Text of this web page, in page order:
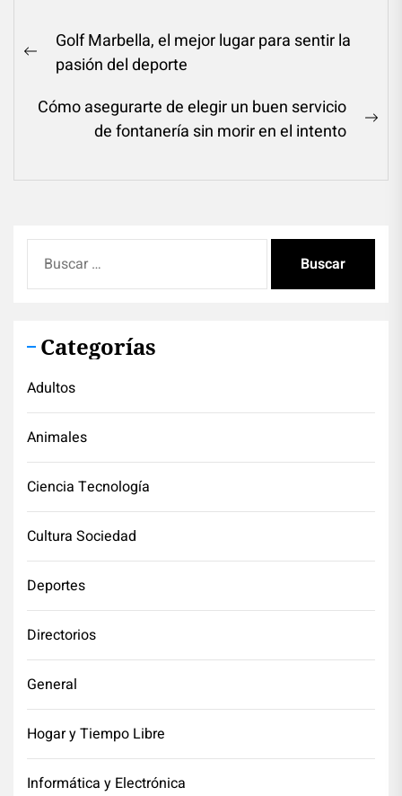
Navegación
de
entradas
Previous
Golf Marbella, el mejor lugar para sentir la
pasión del deporte
Cómo asegurarte de elegir un buen servicio
de fontanería sin morir en el intento
Categorías
Adultos
Animales
Ciencia Tecnología
Cultura Sociedad
Deportes
Directorios
General
Hogar y Tiempo Libre
Informática y Electrónica